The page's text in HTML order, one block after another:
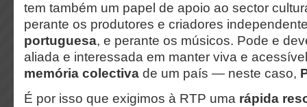
tem também um papel de apoio ao sector
perante os produtores e criadores
portuguesa, e perante os músicos. Pode e
aliada e interessada em manter viva e
memória colectiva de um país — neste caso,
É por isso que exigimos à RTP uma rápida